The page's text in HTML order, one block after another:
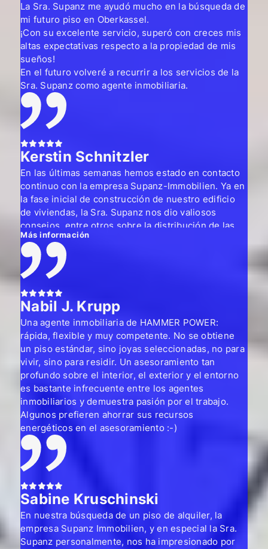
La Sra. Supanz me ayudó mucho en la búsqueda de
mi futuro piso en Oberkassel.
¡Con su excelente servicio, superó con creces mis
altas expectativas respecto a la propiedad de mis
sueños!
En el futuro volveré a recurrir a los servicios de la
Sra. Supanz como agente inmobiliaria.
Kerstin Schnitzler
En las últimas semanas hemos estado en contacto
continuo con la empresa Supanz-Immobilien. Ya en
la fase inicial de construcción de nuestro edificio
de viviendas, la Sra. Supanz nos dio valiosos
consejos, entre otros sobre la distribución de las
habitaciones, lo que nos permitió optimizarla.
Tanto la Sra. Supanz como su empleada nos han
parecido muy comprometidas, amables y fiables.
Incluso cuando surgieron dificultades, la Sra.
Supanz se mostró segura, cooperativa y
competente.
Siempre ha estado disponible por teléfono y nos ha
devuelto las llamadas rápidamente cuando no podía
atender.
Concertar citas fue muy sencillo, ya que se adaptó
con flexibilidad a nuestro horario de trabajo.
Le agradecemos la buena colaboración y
recomendamos sin reservas esta agencia
inmobiliaria.
Más información
Nabil J. Krupp
Una agente inmobiliaria de HAMMER POWER:
rápida, flexible y muy competente. No se obtiene
un piso estándar, sino joyas seleccionadas, no para
vivir, sino para residir. Un asesoramiento tan
profundo sobre el interior, el exterior y el entorno
es bastante infrecuente entre los agentes
inmobiliarios y demuestra pasión por el trabajo.
Algunos prefieren ahorrar sus recursos
energéticos en el asesoramiento :-)
Sabine Kruschinski
En nuestra búsqueda de un piso de alquiler, la
empresa Supanz Immobilien, y en especial la Sra.
Supanz personalmente, nos ha impresionado por